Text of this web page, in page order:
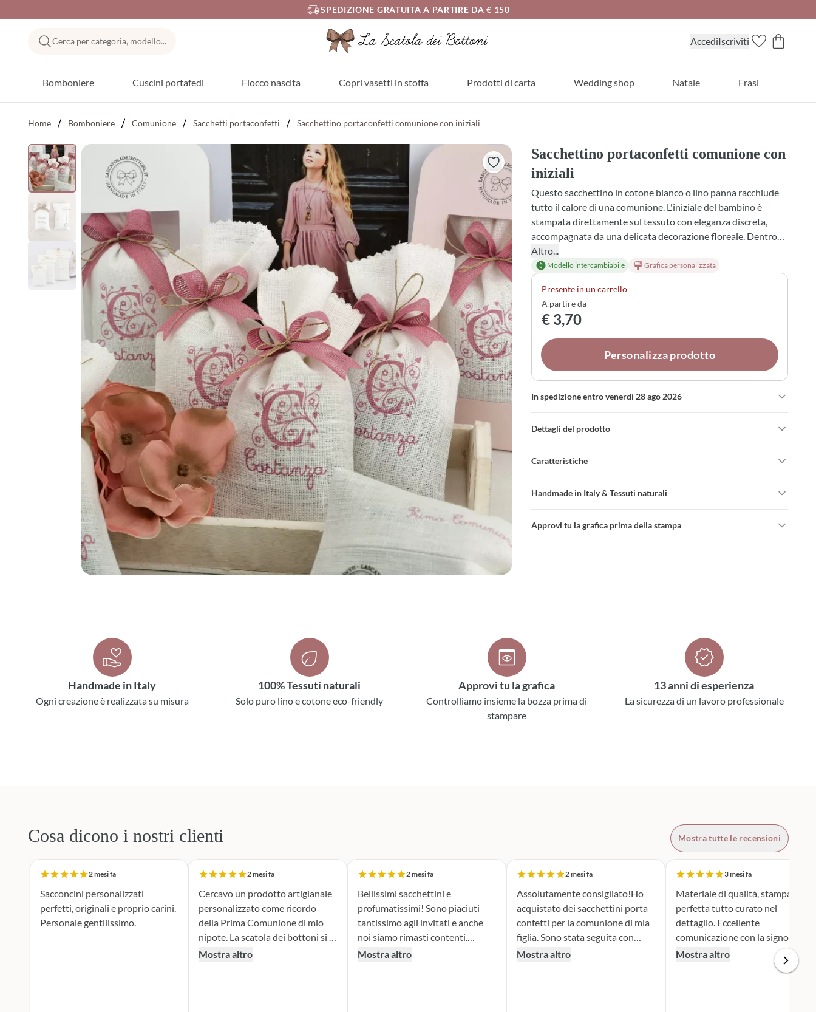
SPEDIZIONE GRATUITA A PARTIRE DA € 150
Cerca per categoria, modello... AccediIscriviti
Bomboniere Cuscini portafedi Fiocco nascita Copri vasetti in stoffa Prodotti di carta Wedding shop Natale Frasi
Home Bomboniere Comunione Sacchetti portaconfetti Sacchettino portaconfetti comunione con iniziali
Sacchettino portaconfetti comunione con
iniziali
Questo sacchettino in cotone bianco o lino panna racchiude
tutto il calore di una comunione. L'iniziale del bambino è
stampata direttamente sul tessuto con eleganza discreta,
accompagnata da una delicata decorazione floreale. Dentro
troverai confetti della migliore qualità e, se preferisci,
un'ovatta profumata che aggiunge una nota di raffinatezza.
Un piccolo gesto che i tuoi ospiti apprezzeranno,
personalizzato proprio come desideri.
Altro...
Modello intercambiabile Grafica personalizzata
Presente in un carrello
A partire da
€ 3,70
Personalizza prodotto
In spedizione entro venerdì 28 ago 2026
Dettagli del prodotto
Caratteristiche
Handmade in Italy & Tessuti naturali
Approvi tu la grafica prima della stampa
Handmade in Italy
Ogni creazione è realizzata su misura
100% Tessuti naturali
Solo puro lino e cotone eco-friendly
Approvi tu la grafica
Controlliamo insieme la bozza prima di
stampare
13 anni di esperienza
La sicurezza di un lavoro professionale
Cosa dicono i nostri clienti Mostra tutte le recensioni
2 mesi fa
Sacconcini personalizzati
perfetti, originali e proprio carini.
Personale gentilissimo.
2 mesi fa
Cercavo un prodotto artigianale
personalizzato come ricordo
della Prima Comunione di mio
nipote. La scatola dei bottoni si è
rivelata la scelta perfetta. Il
Mostra altro
2 mesi fa
Bellissimi sacchettini e
profumatissimi! Sono piaciuti
tantissimo agli invitati e anche
noi siamo rimasti contenti.
Consigliato!
Mostra altro
2 mesi fa
Assolutamente consigliato!Ho
acquistato dei sacchettini porta
confetti per la comunione di mia
figlia. Sono stata seguita con
attenzione e serietà nella scelta e
Mostra altro
3 mesi fa
Materiale di qualità, stampa
perfetta tutto curato nel
dettaglio. Eccellente
comunicazione con la signora
Silvia per qualsiasi cambiamento
nella produzione e nel dare
Mostra altro